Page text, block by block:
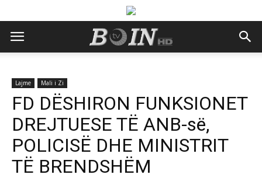
Lajme Mali i Zi
FD DËSHIRON FUNKSIONET
DREJTUESE TË ANB-së,
POLICISË DHE MINISTRIT
TË BRENDSHËM